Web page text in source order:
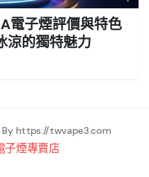
電子煙評價與特色
涼的獨特魅力
https://twvape3.com
子煙專賣店